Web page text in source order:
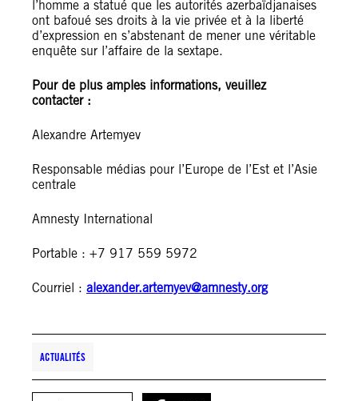
l’homme a statué que les autorités azerbaïdjanaises
ont bafoué ses droits à la vie privée et à la liberté
d’expression en s’abstenant de mener une véritable
enquête sur l’affaire de la sextape.
Pour de plus amples informations, veuillez
contacter :
Alexandre Artemyev
Responsable médias pour l’Europe de l’Est et l’Asie
centrale
Amnesty International
Portable : +7 917 559 5972
Courriel : alexander.artemyev@amnesty.org
ACTUALITÉS